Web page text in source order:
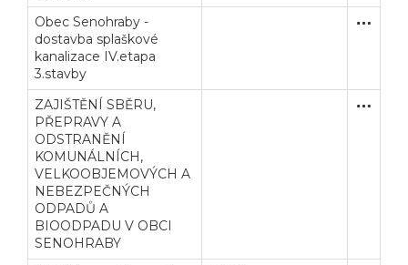
Obec Senohraby -
dostavba splaškové
kanalizace IV.etapa
3.stavby
ZAJIŠTĚNÍ SBĚRU,
PŘEPRAVY A
ODSTRANĚNÍ
KOMUNÁLNÍCH,
VELKOOBJEMOVÝCH A
NEBEZPEČNÝCH
ODPADŮ A
BIOODPADU V OBCI
SENOHRABY
Služby
Veřejné zakázky Webináře